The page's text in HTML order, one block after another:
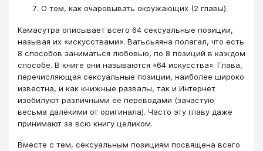
О том, как очаровывать окружающих (2 главы).
Камасутра описывает всего 64 сексуальные позиции,
называя их «искусствами». Ватьсьяяна полагал, что есть
8 способов заниматься любовью, по 8 позиций в каждом
способе. В книге они называются «64 искусства». Глава,
перечисляющая сексуальные позиции, наиболее широко
известна, и как книжные развалы, так и Интернет
изобилуют различными её переводами (зачастую
весьма далёкими от оригинала). Часто эту главу даже
принимают за всю книгу целиком.
Вместе с тем, сексуальным позициям посвящена всего